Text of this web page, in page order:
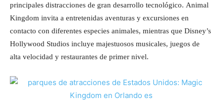
principales distracciones de gran desarrollo tecnológico. Animal
Kingdom invita a entretenidas aventuras y excursiones en
contacto con diferentes especies animales, mientras que Disney’s
Hollywood Studios incluye majestuosos musicales, juegos de
alta velocidad y restaurantes de primer nivel.